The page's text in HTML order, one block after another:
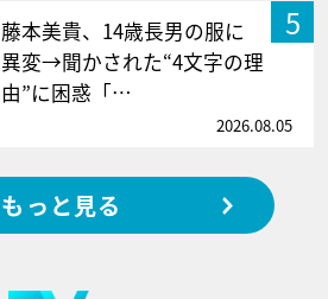
5
藤本美貴、14歳長男の服に
異変→聞かされた“4文字の理
由”に困惑「…
2026.08.05
もっと見る